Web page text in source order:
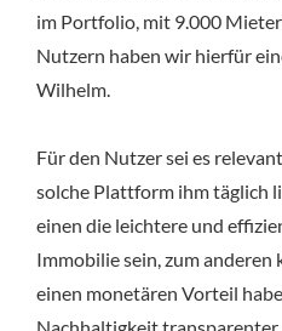
im Portfolio, mit 9.000
Nutzern haben wir hierfür
Wilhelm.
Für den Nutzer sei es
solche Plattform ihm täglich
einen die leichtere und
Immobilie sein, zum anderen
einen monetären Vorteil
Nachhaltigkeit transparenter